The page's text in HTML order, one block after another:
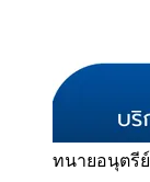
ทนายอนุตรีย์